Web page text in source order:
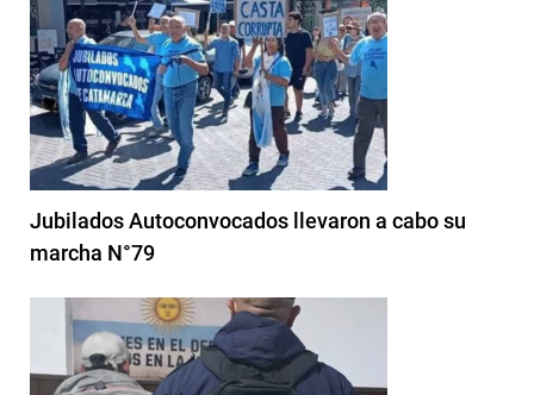
Jubilados Autoconvocados llevaron a cabo su
marcha N°79